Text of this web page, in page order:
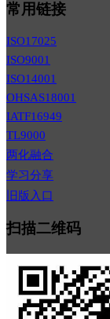
常用链接
ISO17025
ISO9001
ISO14001
OHSAS18001
IATF16949
TL9000
两化融合
学习分享
旧版入口
扫描二维码